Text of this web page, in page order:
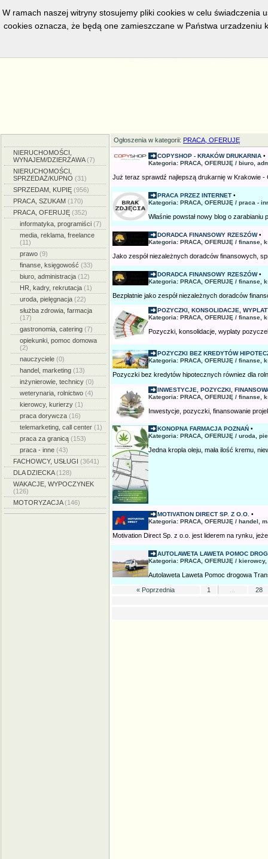
w bieżacej chwili posiadamy 5558aktywnych ogłoszeń, serwis
Strona główna Dodaj ogłoszenie
NIERUCHOMOŚCI,
WYNAJEM/DZIERŻAWA(7)
NIERUCHOMOŚCI,
SPRZEDAŻ/KUPNO (31)
SPRZEDAM, KUPIĘ (956)
PRACA, SZUKAM (170)
PRACA, OFERUJĘ (352)
informatyka, programiści (7)
media, reklama, freelance
(11)
prawo (9)
finanse, księgowość (33)
biuro, administracja (12)
HR, kadry, rekrutacja (1)
uroda, pielęgnacja (22)
służba zdrowia, farmacja
(17)
gastronomia, catering (7)
opiekunki, pomoc domowa
(2)
nauczyciele (0)
handel, marketing (13)
inżynierowie, technicy (0)
weterynaria, rolnictwo (4)
kierowcy, kurierzy (1)
praca dorywcza (16)
telemarketing, call center (1)
praca za granicą (153)
praca - inne (43)
FACHOWCY, USŁUGI (3641)
DLA DZIECKA(128)
WAKACJE, WYPOCZYNEK
(126)
MOTORYZACJA(146)
Ogłoszenia w kategorii: PRACA, OFERUJĘ
COPYSHOP - KRAKÓW DRUKARNIA •
Kategoria: PRACA, OFERUJĘ / biuro,
Już teraz sprawdź najlepszą drukarnię w Krakowie -
PRACA PRZEZ INTERNET •
Kategoria: PRACA, OFERUJĘ / praca -
Właśnie powstał nowy blog o
DORADCA FINANSOWY RZESZÓW•
Kategoria: PRACA, OFERUJĘ / finanse,
Jako zespół niezależnych doradców finansowych,
DORADCA FINANSOWY RZESZÓW•
Kategoria: PRACA, OFERUJĘ / finanse,
Bezpłatnie jako zespół niezależnych doradców
POZYCZKI, KONSOLIDACJE,
Kategoria: PRACA, OFERUJĘ / finanse,
Pozyczki, konsolidacje, wyplaty
POZYCZKI BEZ KREDYTÓW
Kategoria: PRACA, OFERUJĘ / finanse,
Pozyczki bez kredytów hipotecznych równiez dla
INWESTYCJE, POZYCZKI,
Kategoria: PRACA, OFERUJĘ / finanse,
Inwestycje, pozyczki, finansowanie
KONOPNA FARMACJA POZNAŃ •
Kategoria: PRACA, OFERUJĘ / uroda,
Jedna kropla oleju, mała ilość kremu,
MOTIVATION DIRECT SP. Z O.O. •
Kategoria: PRACA, OFERUJĘ / handel,
Motivation Direct Sp. z o.o. jest liderem na rynku,
AUTOLAWETA LAWETA POMOC
Kategoria: PRACA, OFERUJĘ /
Autolaweta Laweta Pomoc drogowa
« Poprzednia 1 28
W ramach naszej witryny stosujemy pliki cookies w celu świadczenia
cookies oznacza, że będą one zamieszczane w Państwa